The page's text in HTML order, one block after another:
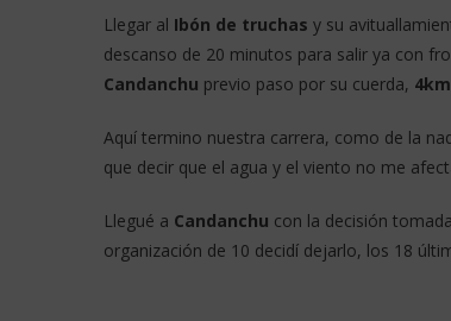
Llegar al Ibón de truchas y su
descanso de 20 minutos para salir ya con
Candanchu previo paso por su cuerda,
Aquí termino nuestra carrera, como de la
que decir que el agua y el viento no me
Llegué a Candanchu con la decisión
organización de 10 decidí dejarlo, los 18